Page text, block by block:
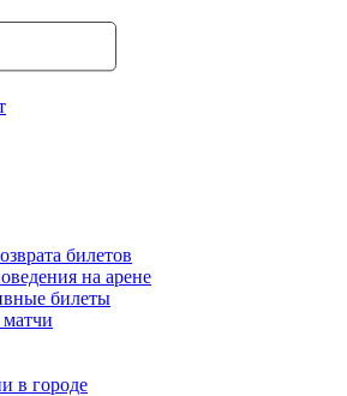
билетов
на арене
билеты
в городе